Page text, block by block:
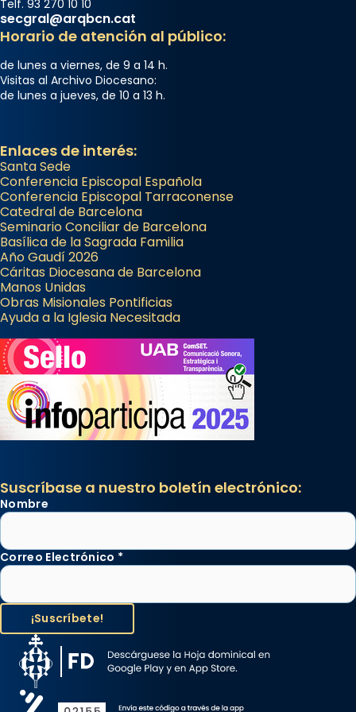
Telf. 93 270 10 10
secgral@arqbcn.cat
Horario de atención al público:
de lunes a viernes, de 9 a 14 h.
Visitas al Archivo Diocesano:
de lunes a jueves, de 10 a 13 h.
Enlaces de interés:
Santa Sede
Conferencia Episcopal Española
Conferencia Episcopal Tarraconense
Catedral de Barcelona
Seminario Conciliar de Barcelona
Basílica de la Sagrada Familia
Año Gaudí 2026
Cáritas Diocesana de Barcelona
Manos Unidas
Obras Misionales Pontificias
Ayuda a la Iglesia Necesitada
Suscríbase a nuestro boletín electrónico:
Nombre
Correo Electrónico *